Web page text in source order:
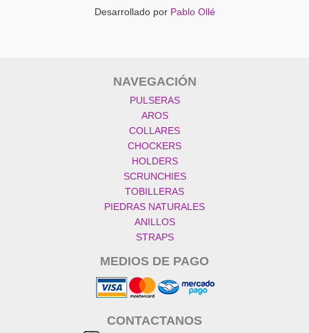
Desarrollado por Pablo Ollé
NAVEGACIÓN
PULSERAS
AROS
COLLARES
CHOCKERS
HOLDERS
SCRUNCHIES
TOBILLERAS
PIEDRAS NATURALES
ANILLOS
STRAPS
MEDIOS DE PAGO
CONTACTANOS